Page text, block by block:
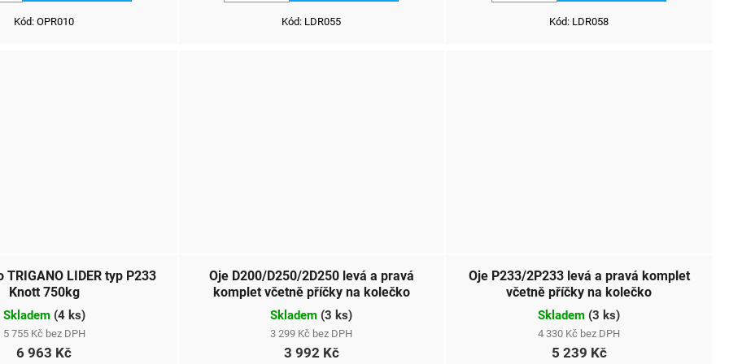
Kód:OPR010 Kód: LDR055 Kód: LDR058
TRIGANO LIDER typ P233
Knott 750kg
Skladem (4 ks)
5 755 Kč bez DPH
6 963 Kč
Oje D200/D250/2D250 levá a pravá
komplet včetně příčky na kolečko
Skladem (3 ks)
3 299 Kč bez DPH
3 992 Kč
Oje P233/2P233 levá a pravá komplet
včetně příčky na kolečko
Skladem (3 ks)
4 330 Kč bez DPH
5 239 Kč